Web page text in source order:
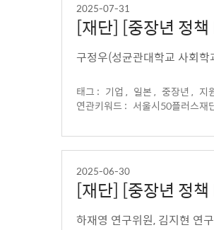
2025-07-31
[재단] [중장년 정
구정우(성균관대학교 사회학
태그 : 기업 , 일본 , 중장년 , 지
연관키워드 : 서울시50플러스재
2025-06-30
[재단] [중장년 정
학력의 뜻밖의 역설
하재영 연구위원, 김지현 연